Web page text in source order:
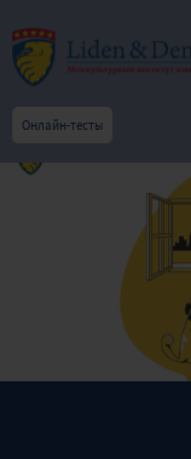
Онлайн-тесты